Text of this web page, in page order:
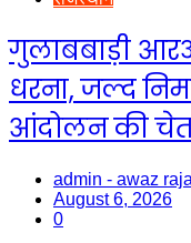
गुलाबबाड़ी
धरना, जल्द
आंदोलन की
admin - awaz
August 6, 2026
0